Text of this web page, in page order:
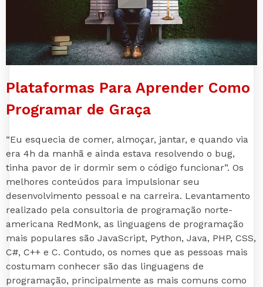
Plataformas Para Aprender Como
Programar de Graça
“Eu esquecia de comer, almoçar, jantar, e quando via
era 4h da manhã e ainda estava resolvendo o bug,
tinha pavor de ir dormir sem o código funcionar”. Os
melhores conteúdos para impulsionar seu
desenvolvimento pessoal e na carreira. Levantamento
realizado pela consultoria de programação norte-
americana RedMonk, as linguagens de programação
mais populares são JavaScript, Python, Java, PHP, CSS,
C#, C++ e C. Contudo, os nomes que as pessoas mais
costumam conhecer são das linguagens de
programação, principalmente as mais comuns como